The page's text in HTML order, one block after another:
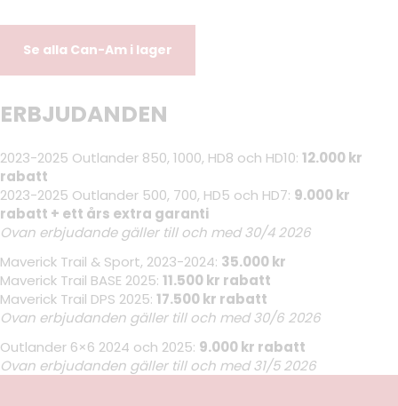
Se alla Can-Am i lager
ERBJUDANDEN
2023-2025 Outlander 850, 1000, HD8 och HD10: 12.000 kr
rabatt
2023-2025 Outlander 500, 700, HD5 och HD7: 9.000 kr
rabatt + ett års extra garanti
Ovan erbjudande gäller till och med 30/4 2026
Maverick Trail & Sport, 2023-2024: 35.000 kr
Maverick Trail BASE 2025: 11.500 kr rabatt
Maverick Trail DPS 2025: 17.500 kr rabatt
Ovan erbjudanden gäller till och med 30/6 2026
Outlander 6×6 2024 och 2025: 9.000 kr rabatt
Ovan erbjudanden gäller till och med 31/5 2026